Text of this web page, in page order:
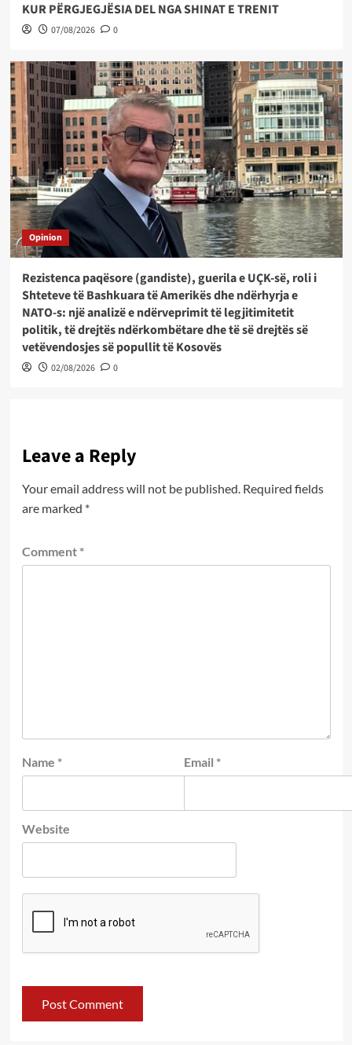
KUR PËRGJEGJËSIA DEL NGA SHINAT E TRENIT
07/08/2026 0
Opinion
Rezistenca paqësore (gandiste), guerila e UÇK-së, roli i
Shteteve të Bashkuara të Amerikës dhe ndërhyrja e
NATO-s: një analizë e ndërveprimit të legjitimitetit
politik, të drejtës ndërkombëtare dhe të së drejtës së
vetëvendosjes së popullit të Kosovës
02/08/2026 0
Leave a Reply
Your email address will not be published. Required fields
are marked *
Comment *
Name * Email *
Website